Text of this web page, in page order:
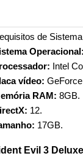
de Sistema
Operacional:
Intel
vídeo:
RAM: 8GB.
12.
17GB.
Evil 3